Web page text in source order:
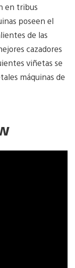
en tribus
poseen el
de las
cazadores
viñetas se
máquinas de